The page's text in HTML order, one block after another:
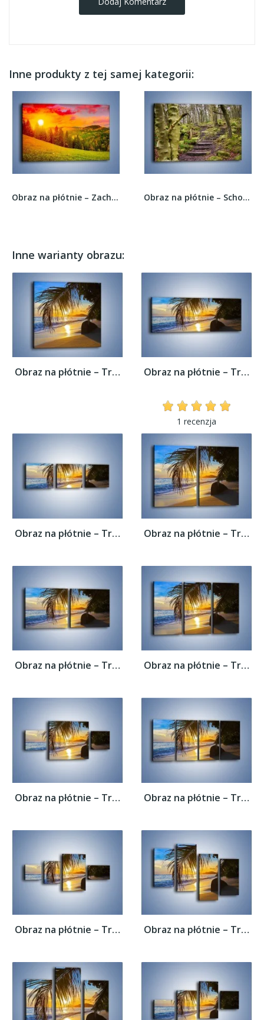
Inne produkty z tej samej kategorii:
Obraz na płótnie – Zachód słońca za drzewami –... Obraz na płótnie – Schodkami przez las –...
Inne warianty obrazu:
Obraz na płótnie – Tropikalna roślinność... Obraz na płótnie – Tropikalna roślinność...
1 recenzja
Obraz na płótnie – Tropikalna roślinność... Obraz na płótnie – Tropikalna roślinność...
Obraz na płótnie – Tropikalna roślinność... Obraz na płótnie – Tropikalna roślinność...
Obraz na płótnie – Tropikalna roślinność... Obraz na płótnie – Tropikalna roślinność...
Obraz na płótnie – Tropikalna roślinność... Obraz na płótnie – Tropikalna roślinność...